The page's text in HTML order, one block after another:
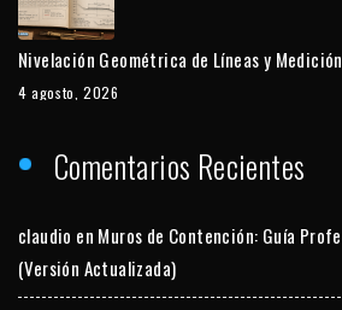
Nivelación Geométrica de Líneas y
4 agosto, 2026
Comentarios Recientes
claudio en Muros de Contención: Guía
(Versión Actualizada)